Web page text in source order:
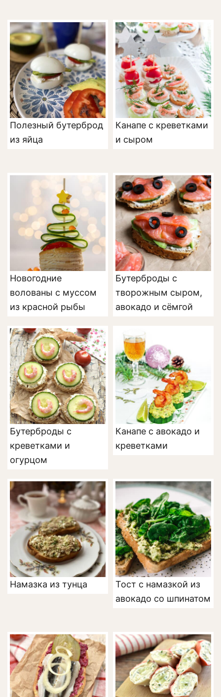
Полезный бутерброд
из яйца
Канапе с креветками
и сыром
Новогодние
волованы с муссом
из красной рыбы
Бутерброды с
творожным сыром,
авокадо и сёмгой
Бутерброды с
креветками и
огурцом
Канапе с авокадо и
креветками
Намазка из тунца
Тост с намазкой из
авокадо со шпинатом